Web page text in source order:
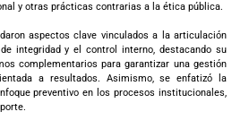
y otras prácticas contrarias a la ética pública.
aspectos clave vinculados a la articulación
integridad y el control interno, destacando su
complementarios para garantizar una gestión
a resultados. Asimismo, se enfatizó la
preventivo en los procesos institucionales,